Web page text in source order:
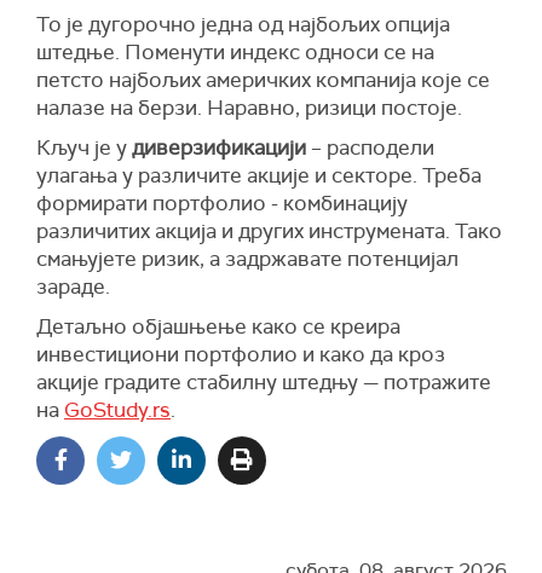
То је дугорочно једна од најбољих опција
штедње. Поменути индекс односи се на
петсто најбољих америчких компанија које се
налазе на берзи. Наравно, ризици постоје.
Кључ је удиверзификацији – расподели
улагања у различите акције и секторе. Треба
формирати портфолио - комбинацију
различитих акција и других инструмената. Тако
смањујете ризик, а задржавате потенцијал
зараде.
Детаљно објашњење како се креира
инвестициони портфолио и како да кроз
акције градите стабилну штедњу — потражите
на GoStudy.rs.